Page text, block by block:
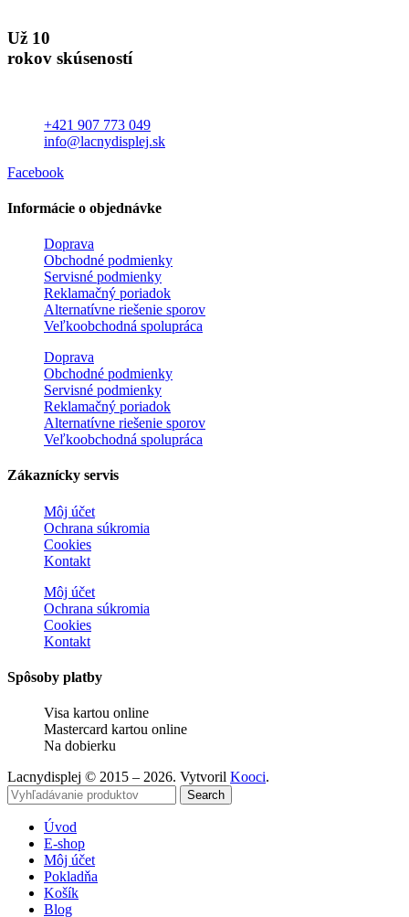
Už 10
rokov skúseností
+421 907 773 049
info@lacnydisplej.sk
Facebook
Informácie o objednávke
Doprava
Obchodné podmienky
Servisné podmienky
Reklamačný poriadok
Alternatívne riešenie sporov
Veľkoobchodná spolupráca
Doprava
Obchodné podmienky
Servisné podmienky
Reklamačný poriadok
Alternatívne riešenie sporov
Veľkoobchodná spolupráca
Zákaznícky servis
Môj účet
Ochrana súkromia
Cookies
Kontakt
Môj účet
Ochrana súkromia
Cookies
Kontakt
Spôsoby platby
Visa kartou online
Mastercard kartou online
Na dobierku
Lacnydisplej © 2015 – 2026. Vytvoril Kooci.
Search
Úvod
E-shop
Môj účet
Pokladňa
Košík
Blog